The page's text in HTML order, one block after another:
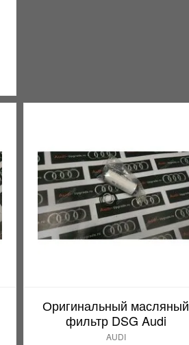
Оригинальный масляный
фильтр DSG Audi
AUDI